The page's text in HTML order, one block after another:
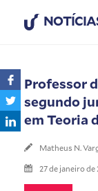
Professor
segundo
em Teoria
Matheus N.
27 de janeiro de